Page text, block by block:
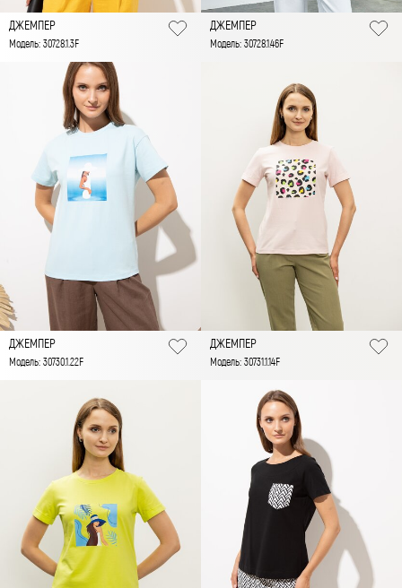
ДЖЕМПЕР
Модель: 30728.1.3F
ДЖЕМПЕР
Модель: 30728.1.46F
ДЖЕМПЕР
Модель: 30730.1.22F
ДЖЕМПЕР
Модель: 30731.1.14F